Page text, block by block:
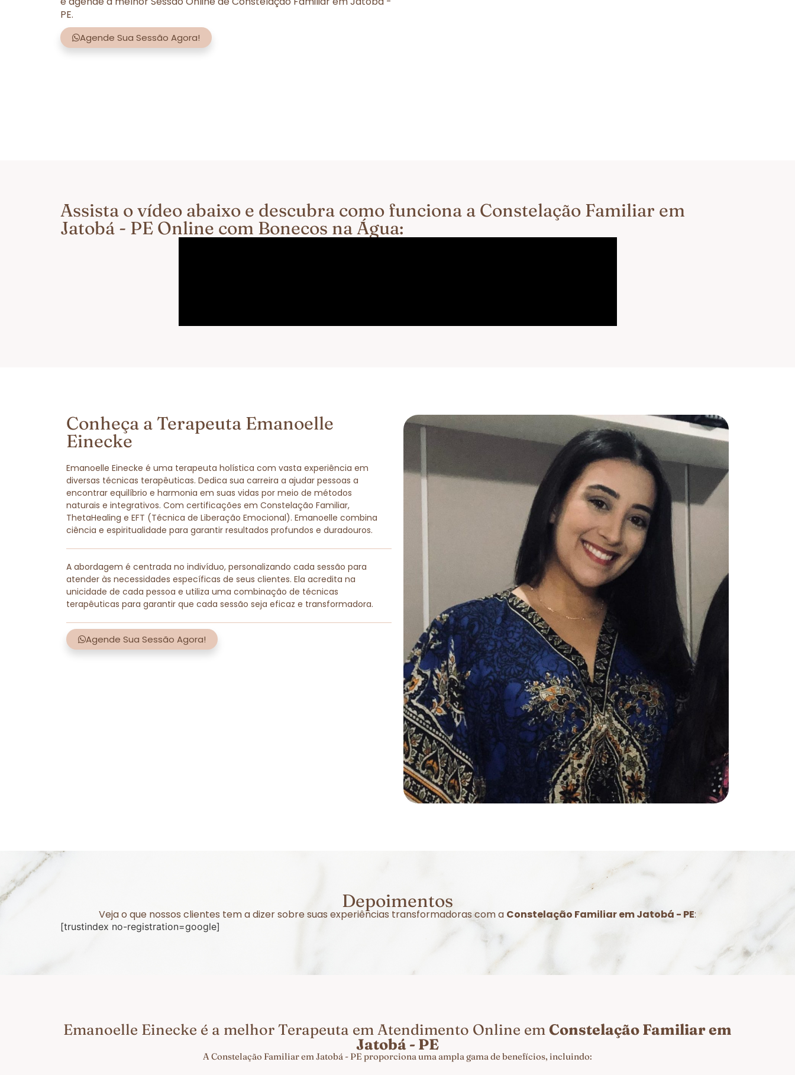
PE.
Agende Sua Sessão Agora!
Assista o vídeo abaixo e descubra como funciona a Constelação Familiar em
Jatobá - PE Online com Bonecos na Água:
Conheça a Terapeuta Emanoelle
Einecke
Emanoelle Einecke é uma terapeuta holística com vasta experiência em
diversas técnicas terapêuticas. Dedica sua carreira a ajudar pessoas a
encontrar equilíbrio e harmonia em suas vidas por meio de métodos
naturais e integrativos. Com certificações em Constelação Familiar,
ThetaHealing e EFT (Técnica de Liberação Emocional). Emanoelle combina
ciência e espiritualidade para garantir resultados profundos e duradouros.
A abordagem é centrada no indivíduo, personalizando cada sessão para
atender às necessidades específicas de seus clientes. Ela acredita na
unicidade de cada pessoa e utiliza uma combinação de técnicas
terapêuticas para garantir que cada sessão seja eficaz e transformadora.
Agende Sua Sessão Agora!
Depoimentos
Veja o que nossos clientes tem a dizer sobre suas experiências transformadoras com a Constelação Familiar em Jatobá - PE:
[trustindex no-registration=google]
Emanoelle Einecke é a melhor Terapeuta em Atendimento Online em Constelação Familiar em
Jatobá - PE
A Constelação Familiar em Jatobá - PE proporciona uma ampla gama de benefícios, incluindo: